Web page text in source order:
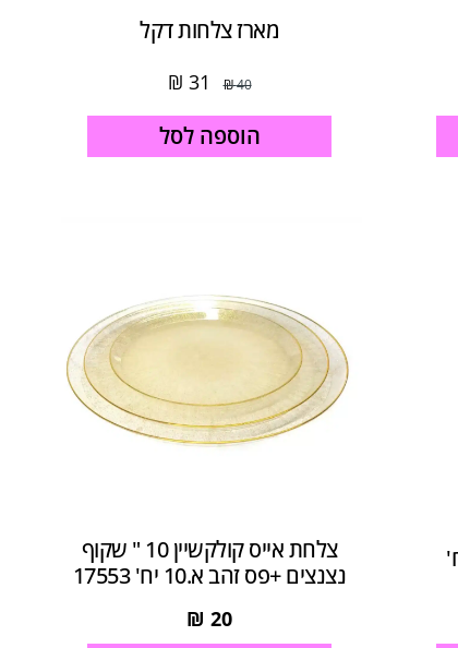
מארז צלחות דקל
40
₪
31
₪
הוספה לסל
צלחת אייס קולקשיין 10 " שקוף
נצנצים +פס זהב א.10 יח' 17553
20
₪